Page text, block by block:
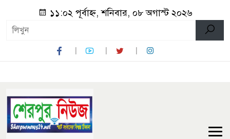
১১:০২ পূর্বাহ্ন, শনিবার, ০৮ অগাস্ট ২০২৬